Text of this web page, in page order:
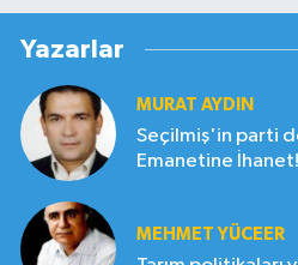
Yazarlar
MURAT AYDIN
Seçilmiş'in parti
Emanetine İhanet!
MEHMET YÜCEER